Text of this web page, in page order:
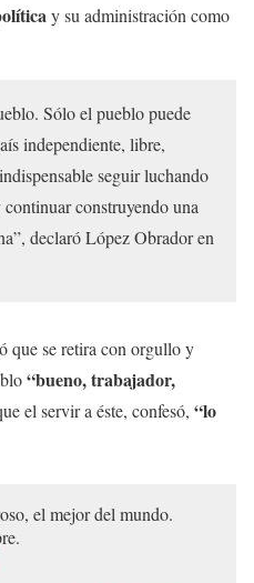
y su administración como
Sólo el pueblo puede
independiente, libre,
seguir luchando
construyendo una
declaró López Obrador en
que se retira con orgullo y
“bueno, trabajador,
el servir a éste, confesó, “lo
el mejor del mundo.